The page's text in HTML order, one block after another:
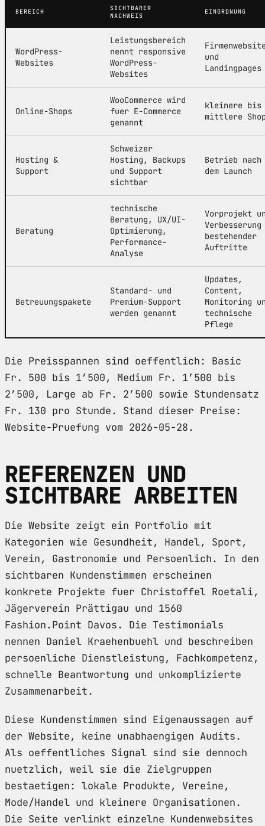
BEREICH
SICHTBARER
NACHWEIS
EINORDNUNG
WordPress-
Websites
Leistungsbereich
nennt responsive
WordPress-
Websites
und
Landingpages
Online-Shops
WooCommerce wird
fuer E-Commerce
genannt
kleinere bis
mittlere
Hosting &
Support
Schweizer
Hosting, Backups
und Support
sichtbar
Betrieb nach
dem Launch
Beratung
technische
Beratung, UX/UI-
Optimierung,
Performance-
Analyse
Vorprojekt
Verbesserung
bestehender
Auftritte
Betreuungspakete
Standard- und
Premium-Support
werden genannt
Updates,
Content,
Monitoring
technische
Pflege
Die Preisspannen sind oeffentlich: Basic
Fr. 500 bis 1’500, Medium Fr. 1’500 bis
2’500, Large ab Fr. 2’500 sowie Stundensatz
Fr. 130 pro Stunde. Stand dieser Preise:
Website-Pruefung vom 2026-05-28.
REFERENZEN UND
SICHTBARE ARBEITEN
Die Website zeigt ein Portfolio mit
Kategorien wie Gesundheit, Handel, Sport,
Verein, Gastronomie und Persoenlich. In den
sichtbaren Kundenstimmen erscheinen
konkrete Projekte fuer Christoffel Roetali,
Jägerverein Prättigau und 1560
Fashion.Point Davos. Die Testimonials
nennen Daniel Kraehenbuehl und beschreiben
persoenliche Dienstleistung, Fachkompetenz,
schnelle Beantwortung und unkomplizierte
Zusammenarbeit.
Diese Kundenstimmen sind Eigenaussagen auf
der Website, keine unabhaengigen Audits.
Als oeffentliches Signal sind sie dennoch
nuetzlich, weil sie die Zielgruppen
bestaetigen: lokale Produkte, Vereine,
Mode/Handel und kleinere Organisationen.
Die Seite verlinkt einzelne Kundenwebsites